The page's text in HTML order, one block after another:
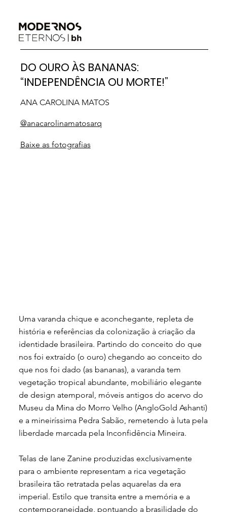
DO OURO ÀS BANANAS:
“INDEPENDÊNCIA OU MORTE!”
ANA CAROLINA MATOS
@anacarolinamatosarq
Baixe as fotografias
Uma varanda chique e aconchegante, repleta de
história e referências da colonização à criação da
identidade brasileira. Partindo do conceito do que
nos foi extraído (o ouro) chegando ao conceito do
que nos foi dado (as bananas), a varanda tem
vegetação tropical abundante, mobiliário elegante
de design atemporal, móveis antigos do acervo do
Museu da Mina do Morro Velho (AngloGold Ashanti)
e a mineiríssima Pedra Sabão, remetendo à luta pela
liberdade marcada pela Inconfidência Mineira.
Telas de Iane Zanine produzidas exclusivamente
para o ambiente representam a rica vegetação
brasileira tão retratada pelas aquarelas da era
imperial. Estilo que transita entre a memória e a
contemporaneidade, pontuando a brasilidade do